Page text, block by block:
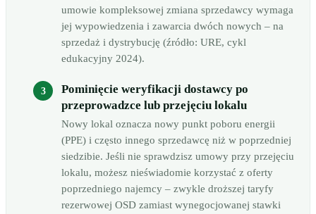
umowie kompleksowej zmiana sprzedawcy wymaga
jej wypowiedzenia i zawarcia dwóch nowych – na
sprzedaż i dystrybucję (źródło: URE, cykl
edukacyjny 2024).
Pominięcie weryfikacji dostawcy po
przeprowadzce lub przejęciu lokalu
Nowy lokal oznacza nowy punkt poboru energii
(PPE) i często innego sprzedawcę niż w poprzedniej
siedzibie. Jeśli nie sprawdzisz umowy przy przejęciu
lokalu, możesz nieświadomie korzystać z oferty
poprzedniego najemcy – zwykle droższej taryfy
rezerwowej OSD zamiast wynegocjowanej stawki